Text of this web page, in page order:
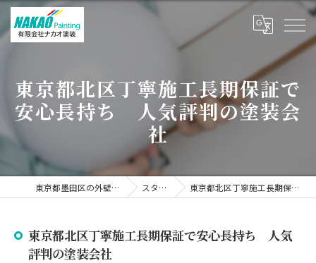
東京都北区丁寧施工長期保証で
安心長持ち 人気評判の塗装会
社
東京都墨田区の外壁塗装なら有限会社ナカオ塗装 スタッフブログ 東京都北区丁寧施工長期保証で安心長持ち 人気評判の塗装会社
東京都北区丁寧施工長期保証で安心長持ち 人気
評判の塗装会社